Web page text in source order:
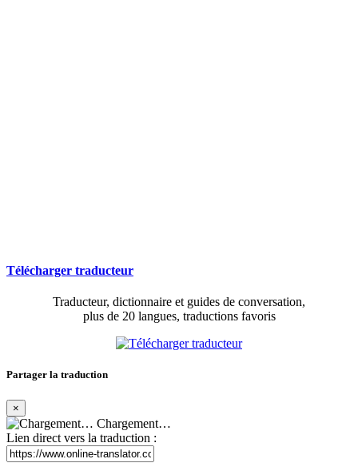
Télécharger traducteur
Traducteur, dictionnaire et guides de conversation,
plus de 20 langues, traductions favoris
Partager la traduction
×
Chargement…
Lien direct vers la traduction :